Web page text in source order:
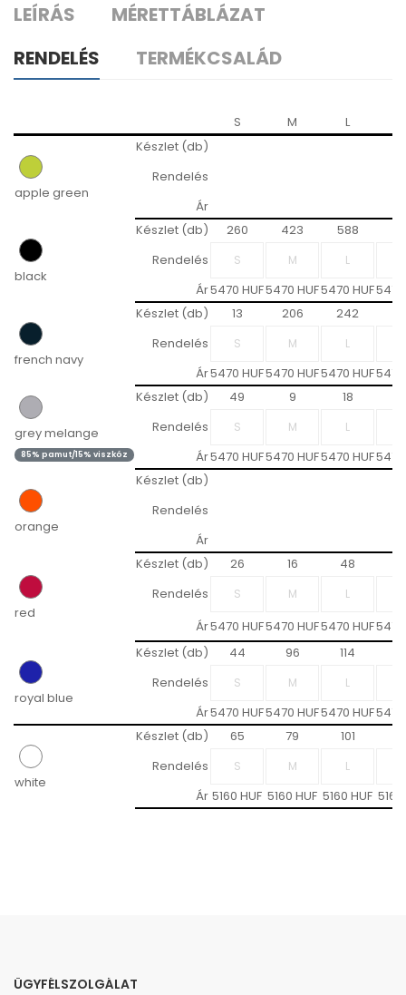
LEÍRÁS
MÉRETTÁBLÁZAT
RENDELÉS
TERMÉKCSALÁD
S M L
apple green
Készlet (db)
Rendelés
Ár
black
Készlet (db) 260 423 588
Rendelés
Ár5470 HUF5470 HUF5470 HUF5470
french navy
Készlet (db) 13 206 242
Rendelés
Ár5470 HUF5470 HUF5470 HUF5470
grey melange
85% pamut/15% viszkóz
Készlet (db) 49 9 18
Rendelés
Ár5470 HUF5470 HUF5470 HUF5470
orange
Készlet (db)
Rendelés
Ár
red
Készlet (db) 26 16 48
Rendelés
Ár5470 HUF5470 HUF5470 HUF5470
royal blue
Készlet (db) 44 96 114
Rendelés
Ár5470 HUF5470 HUF5470 HUF5470
white
Készlet (db) 65 79 101
Rendelés
Ár 5160 HUF 5160 HUF 5160 HUF 5160
ÜGYFÉLSZOLGÁLAT